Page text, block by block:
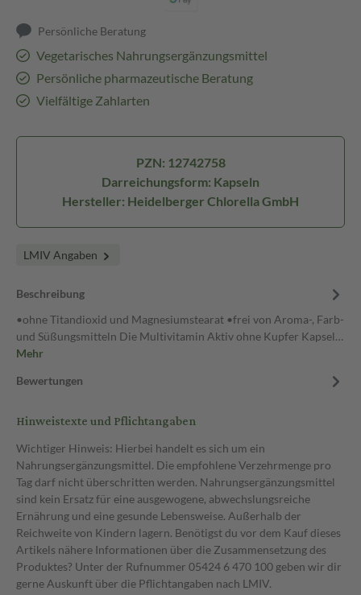
Persönliche Beratung
Vegetarisches Nahrungsergänzungsmittel
Persönliche pharmazeutische Beratung
Vielfältige Zahlarten
PZN: 12742758
Darreichungsform: Kapseln
Hersteller: Heidelberger Chlorella GmbH
LMIV Angaben
Beschreibung
•ohne Titandioxid und Magnesiumstearat •frei von Aroma-, Farb-
und Süßungsmitteln Die Multivitamin Aktiv ohne Kupfer Kapsel…
Mehr
Bewertungen
Hinweistexte und Pflichtangaben
Wichtiger Hinweis: Hierbei handelt es sich um ein
Nahrungsergänzungsmittel. Die empfohlene Verzehrmenge pro
Tag darf nicht überschritten werden. Nahrungsergänzungsmittel
sind kein Ersatz für eine ausgewogene, abwechslungsreiche
Ernährung und eine gesunde Lebensweise. Außerhalb der
Reichweite von Kindern lagern. Benötigst du vor dem Kauf dieses
Artikels nähere Informationen über die Zusammensetzung des
Produktes? Unter der Rufnummer 05424 6 470 100 geben wir dir
gerne Auskunft über die Pflichtangaben nach LMIV.